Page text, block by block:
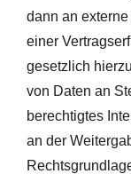
dann an
einer
gesetzlich
von Daten an
berechtigtes
an der